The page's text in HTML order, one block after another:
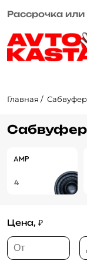
Рассрочка или
Главная
AMP
4
Цена, ₽